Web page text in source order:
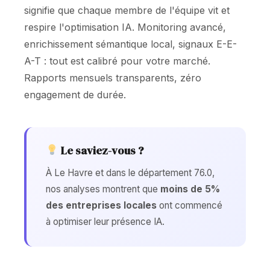
signifie que chaque membre de l'équipe vit et
respire l'optimisation IA. Monitoring avancé,
enrichissement sémantique local, signaux E-E-
A-T : tout est calibré pour votre marché.
Rapports mensuels transparents, zéro
engagement de durée.
Le saviez-vous ?
À Le Havre et dans le département 76.0,
nos analyses montrent que moins de 5%
des entreprises locales ont commencé
à optimiser leur présence IA.